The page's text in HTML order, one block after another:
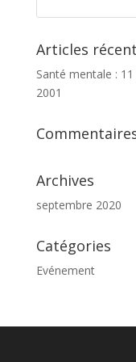
Articles
Santé mentale :
2001
Archives
septembre 2020
Catégories
Evénement